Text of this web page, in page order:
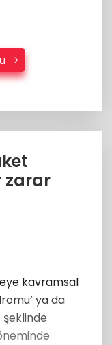
zarar
ya da
şeklinde